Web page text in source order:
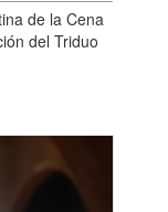
de la Cena
del Triduo